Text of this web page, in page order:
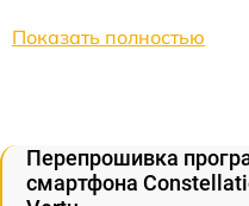
Показать полностью
Перепрошивка
смартфона